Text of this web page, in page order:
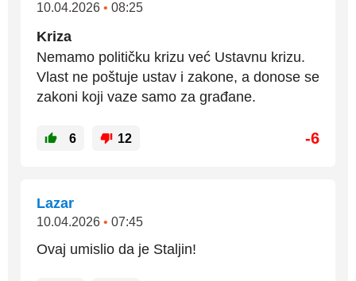
10.04.2026 • 08:25
Kriza
Nemamo političku krizu već Ustavnu krizu.
Vlast ne poštuje ustav i zakone, a donose se
zakoni koji vaze samo za građane.
6 12 -6
Lazar
10.04.2026 • 07:45
Ovaj umislio da je Staljin!